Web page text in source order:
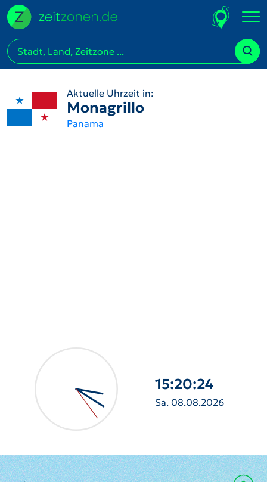
Aktuelle Uhrzeit in:
Monagrillo
Panama
15:20:25
Sa. 08.08.2026